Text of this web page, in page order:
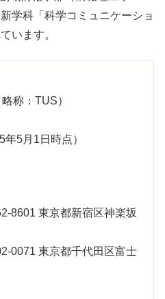
学科「科学コミュニケーショ
います。
称：TUS）
5月1日時点）
8601 東京都新宿区神楽坂
0071 東京都千代田区富士